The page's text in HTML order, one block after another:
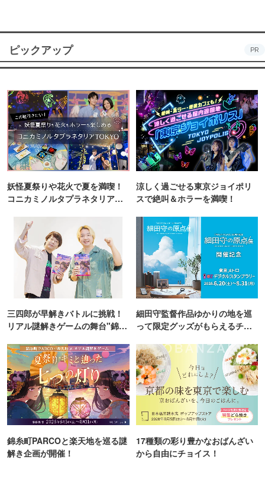
ピックアップ PR
妖怪夏祭りや花火で夏を満喫！
コニカミノルタプラネタリア
涼しく過ごせる東京ジョイポリ
スで絶叫＆ホラーを満喫！
三四郎が早解きバトルに挑戦！
リアル謎解きゲームの舞台"錦糸
細田守監督作品ゆかりの地を巡
って限定グッズがもらえるチャ
錦糸町PARCOと楽天地を巡る謎
解き企画が開催！
17種類の彩り豊かなおばんざい
から自由にチョイス！